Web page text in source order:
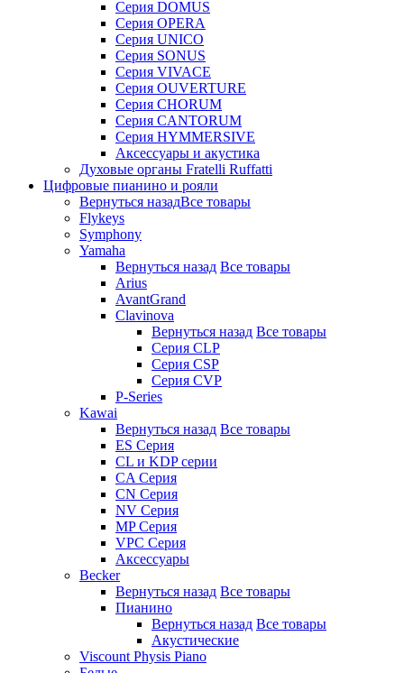
Серия DOMUS
Серия OPERA
Серия UNICO
Серия SONUS
Серия VIVACE
Серия OUVERTURE
Серия CHORUM
Серия CANTORUM
Серия HYMMERSIVE
Аксессуары и акустика
Духовые органы Fratelli Ruffatti
Цифровые пианино и рояли
Вернуться назадВсе товары
Flykeys
Symphony
Yamaha
Вернуться назад Все товары
Arius
AvantGrand
Clavinova
Вернуться назад Все товары
Серия CLP
Серия CSP
Серия CVP
P-Series
Kawai
Вернуться назад Все товары
ES Серия
CL и KDP серии
CA Серия
CN Серия
NV Серия
MP Серия
VPC Серия
Аксессуары
Becker
Вернуться назад Все товары
Пианино
Вернуться назад Все товары
Акустические
Viscount Physis Piano